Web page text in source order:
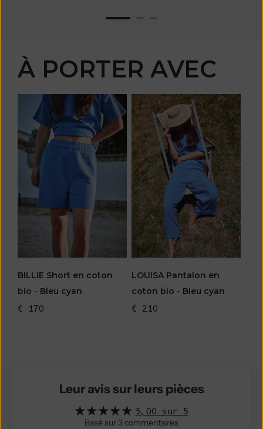
À PORTER AVEC
BILLIE Short en coton
bio - Bleu cyan
€ 170
LOUISA Pantalon en
coton bio - Bleu cyan
€ 210
Leur avis sur leurs pièces
5,00 sur 5
Basé sur 3 commentaires